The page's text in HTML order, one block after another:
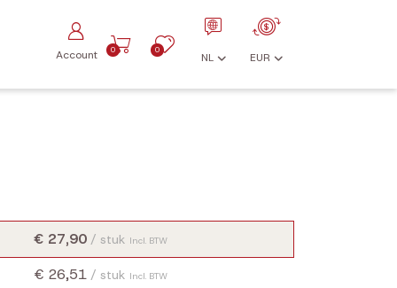
Account 0 0
NL EUR
€ 27,90/ stuk Incl. BTW
€ 26,51/ stuk Incl. BTW